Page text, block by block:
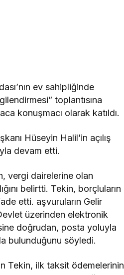
ev sahipliğinde
toplantısına
konuşmacı olarak katıldı.
Hüseyin Halil’in açılış
devam etti.
vergi dairelerine olan
belirtti. Tekin, borçluların
etti. aşvuruların Gelir
üzerinden elektronik
doğrudan, posta yoluyla
bulunduğunu söyledi.
Tekin, ilk taksit ödemelerinin